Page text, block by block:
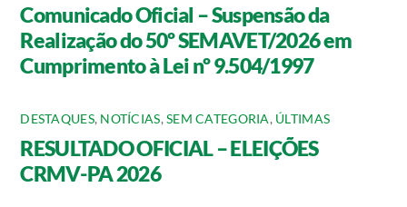
Comunicado Oficial – Suspensão da
Realização do 50º SEMAVET/2026 em
Cumprimento à Lei nº 9.504/1997
DESTAQUES, NOTÍCIAS,SEM CATEGORIA, ÚLTIMAS
RESULTADO OFICIAL – ELEIÇÕES
CRMV-PA 2026